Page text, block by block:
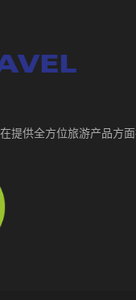
供全方位旅游产品方面